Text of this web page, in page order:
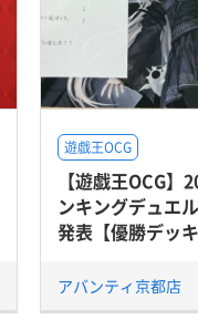
遊戯王OCG
【遊戯王OCG
ンキングデュエ
発表【優勝デッキ
アバンティ京都店